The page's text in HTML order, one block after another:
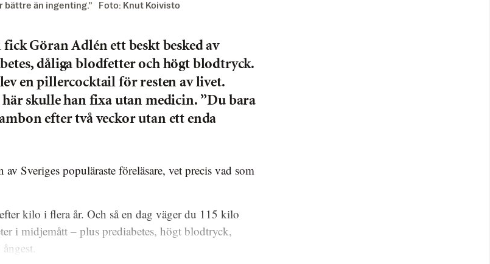
bättre än ingenting.” Foto: Knut Koivisto
fick Göran Adlén ett beskt besked av
dåliga blodfetter och högt blodtryck.
en pillercocktail för resten av livet.
här skulle han fixa utan medicin. ”Du bara
efter två veckor utan ett enda
kilo i flera år. Och så en dag väger du 115 kilo
i midjemått – plus prediabetes, högt blodtryck,